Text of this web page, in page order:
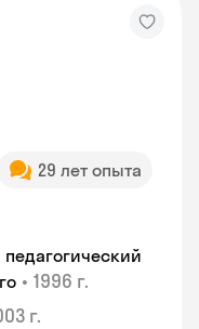
29 лет опыта
• 1996 г.
г.